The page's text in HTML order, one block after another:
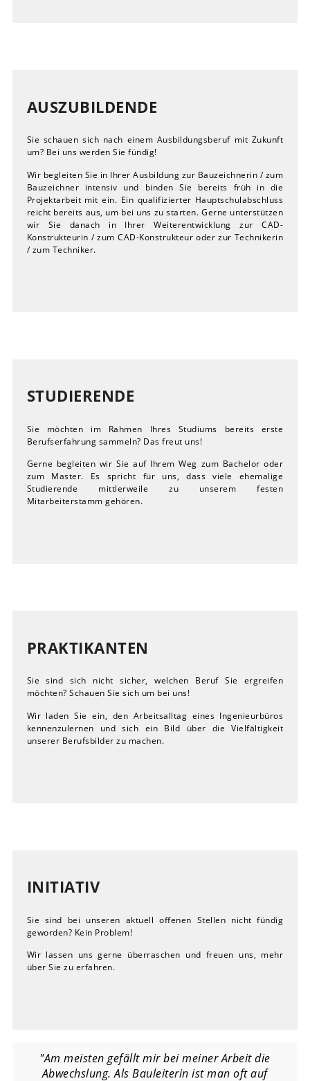
AUSZUBILDENDE
Sie schauen sich nach einem Ausbildungsberuf mit Zukunft
um? Bei uns werden Sie fündig!
Wir begleiten Sie in Ihrer Ausbildung zur Bauzeichnerin / zum
Bauzeichner intensiv und binden Sie bereits früh in die
Projektarbeit mit ein. Ein qualifizierter Hauptschulabschluss
reicht bereits aus, um bei uns zu starten. Gerne unterstützen
wir Sie danach in Ihrer Weiterentwicklung zur CAD-
Konstrukteurin / zum CAD-Konstrukteur oder zur Technikerin
/ zum Techniker.
STUDIERENDE
Sie möchten im Rahmen Ihres Studiums bereits erste
Berufserfahrung sammeln? Das freut uns!
Gerne begleiten wir Sie auf Ihrem Weg zum Bachelor oder
zum Master. Es spricht für uns, dass viele ehemalige
Studierende mittlerweile zu unserem festen
Mitarbeiterstamm gehören.
PRAKTIKANTEN
Sie sind sich nicht sicher, welchen Beruf Sie ergreifen
möchten? Schauen Sie sich um bei uns!
Wir laden Sie ein, den Arbeitsalltag eines Ingenieurbüros
kennenzulernen und sich ein Bild über die Vielfältigkeit
unserer Berufsbilder zu machen.
INITIATIV
Sie sind bei unseren aktuell offenen Stellen nicht fündig
geworden? Kein Problem!
Wir lassen uns gerne überraschen und freuen uns, mehr
über Sie zu erfahren.
"Am meisten gefällt mir bei meiner Arbeit die
Abwechslung. Als Bauleiterin ist man oft auf